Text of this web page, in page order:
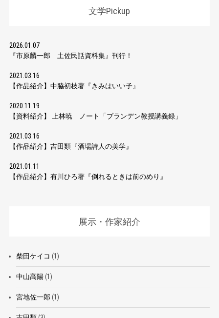
文学Pickup
2026.01.07
『市原麟一郎 土佐民話資料集』刊行！
2021.03.16
【作品紹介】中脇初枝著『きみはいい子』
2020.11.19
【資料紹介】 上林暁 ノート「ブランデン教授講義録」
2021.03.16
【作品紹介】吉田類『酒場詩人の美学』
2021.01.11
【作品紹介】有川ひろ著『倒れるときは前のめり』
展示・作家紹介
柴田ケイコ (1)
中山高陽(1)
宮地佐一郎 (1)